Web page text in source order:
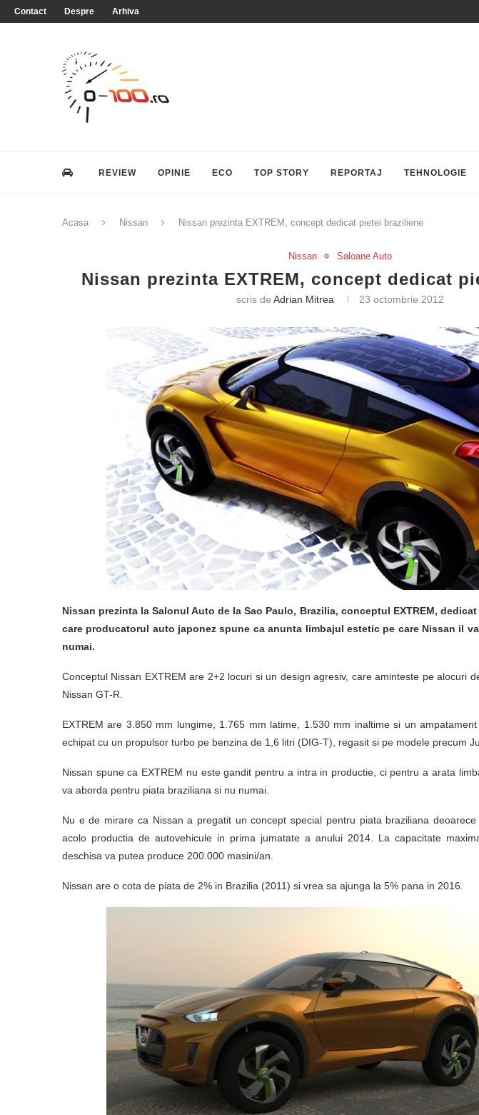
Contact Despre Arhiva
REVIEW OPINIE ECO TOP STORY REPORTAJ TEHNOLOGIE
Acasa Nissan Nissan prezinta EXTREM, concept dedicat pietei braziliene
Nissan Saloane Auto
Nissan prezinta EXTREM, concept dedicat
scris deAdrian Mitrea 23 octombrie 2012
Nissan prezinta la Salonul Auto de la Sao Paulo, Brazilia, conceptul EXTREM,
care producatorul auto japonez spune ca anunta limbajul estetic pe care Nissan il
numai.
Conceptul Nissan EXTREM are 2+2 locuri si un design agresiv, care aminteste pe alocuri
Nissan GT-R.
EXTREM are 3.850 mm lungime, 1.765 mm latime, 1.530 mm inaltime si un
echipat cu un propulsor turbo pe benzina de 1,6 litri (DIG-T), regasit si pe modele precum
Nissan spune ca EXTREM nu este gandit pentru a intra in productie, ci pentru a arata
va aborda pentru piata braziliana si nu numai.
Nu e de mirare ca Nissan a pregatit un concept special pentru piata braziliana
acolo productia de autovehicule in prima jumatate a anului 2014. La capacitate
deschisa va putea produce 200.000 masini/an.
Nissan are o cota de piata de 2% in Brazilia (2011) si vrea sa ajunga la 5% pana in 2016.